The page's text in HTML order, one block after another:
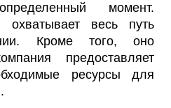
момент.
охватывает весь путь
Кроме того, оно
предоставляет
ресурсы для